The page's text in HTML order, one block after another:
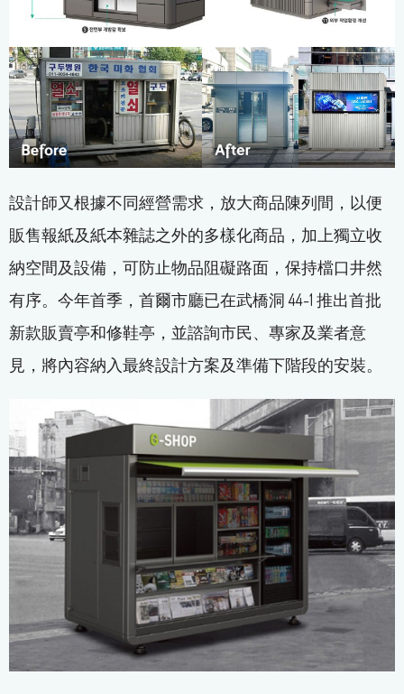
設計師又根據不同經營需求，放大商品陳列間，以便
販售報紙及紙本雜誌之外的多樣化商品，加上獨立收
納空間及設備，可防止物品阻礙路面，保持檔口井然
有序。今年首季，首爾市廳已在武橋洞 44-1 推出首批
新款販賣亭和修鞋亭，並諮詢市民、專家及業者意
見，將內容納入最終設計方案及準備下階段的安裝。